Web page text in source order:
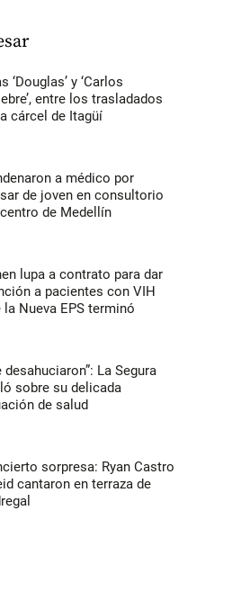
‘Douglas’ y ‘Carlos
entre los trasladados
cárcel de Itagüí
a médico por
de joven en consultorio
de Medellín
lupa a contrato para dar
a pacientes con VIH
la Nueva EPS terminó
desahuciaron”: La Segura
sobre su delicada
de salud
sorpresa: Ryan Castro
cantaron en terraza de